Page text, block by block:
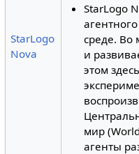
StarLogo
Nova
StarLogo
среде. Во
и
этом
мир
агенты